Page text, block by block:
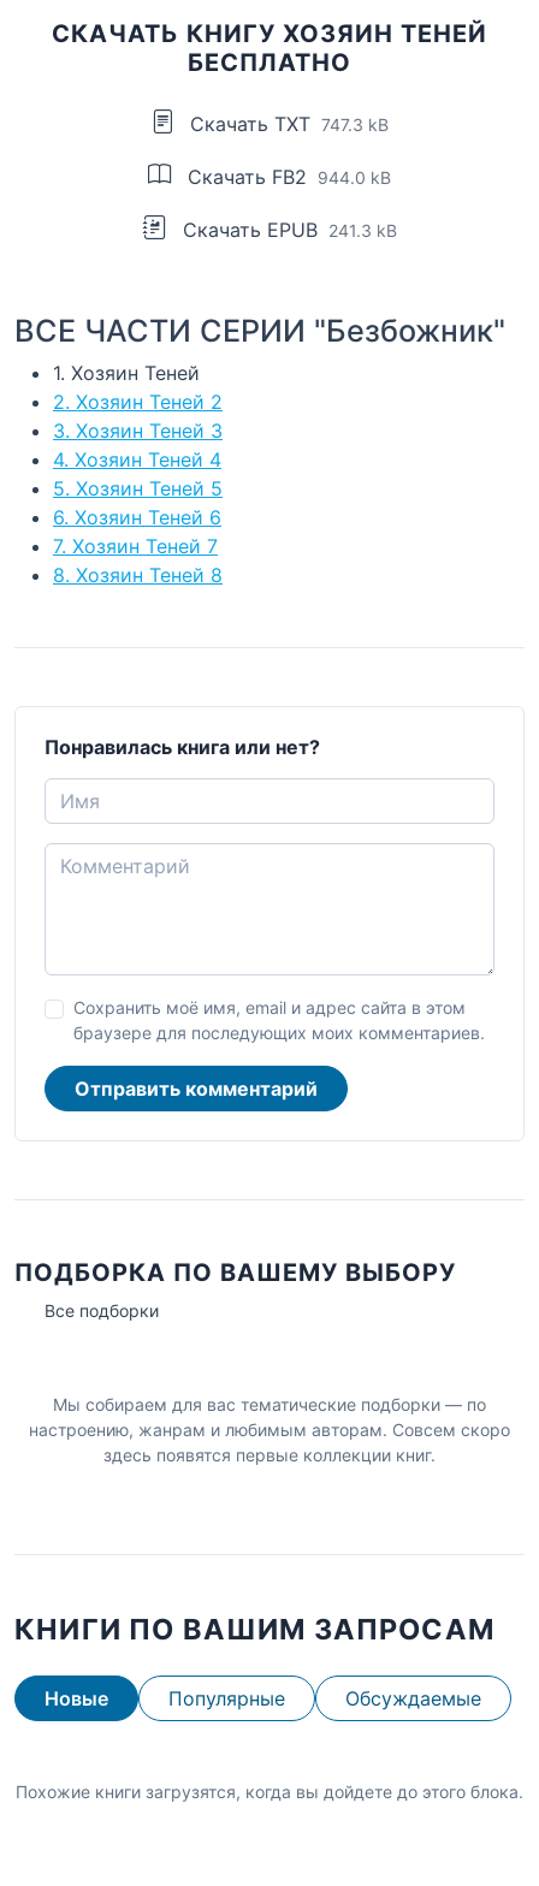
СКАЧАТЬ КНИГУ ХОЗЯИН ТЕНЕЙ
БЕСПЛАТНО
Скачать TXT 747.3 kB
Скачать FB2 944.0 kB
Скачать EPUB 241.3 kB
ВСЕ ЧАСТИ СЕРИИ "Безбожник"
1. Хозяин Теней
2. Хозяин Теней 2
3. Хозяин Теней 3
4. Хозяин Теней 4
5. Хозяин Теней 5
6. Хозяин Теней 6
7. Хозяин Теней 7
8. Хозяин Теней 8
Понравилась книга или нет?
Сохранить моё имя, email и адрес сайта в этом
браузере для последующих моих комментариев.
Отправить комментарий
ПОДБОРКА ПО ВАШЕМУ ВЫБОРУ
Все подборки
Мы собираем для вас тематические подборки — по
настроению, жанрам и любимым авторам. Совсем скоро
здесь появятся первые коллекции книг.
КНИГИ ПО ВАШИМ ЗАПРОСАМ
Новые Популярные Обсуждаемые
Похожие книги загрузятся, когда вы дойдете до этого блока.